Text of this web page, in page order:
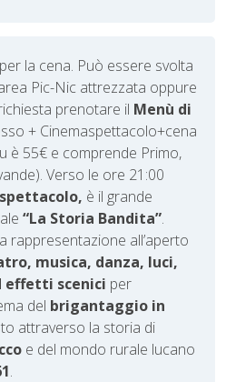
la cena. Può essere svolta
Pic-Nic attrezzata oppure
prenotare il Menù di
+ Cinemaspettacolo+cena
è 55€ e comprende Primo,
Verso le ore 21:00
è il grande
“La Storia Bandita”.
rappresentazione all’aperto
musica, danza, luci,
effetti scenici per
del brigantaggio in
attraverso la storia di
e del mondo rurale lucano
.